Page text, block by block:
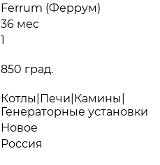
Ferrum (Феррум)
36 мес
1
850 град.
Котлы|Печи|Камины|
Генераторные установки
Новое
Россия